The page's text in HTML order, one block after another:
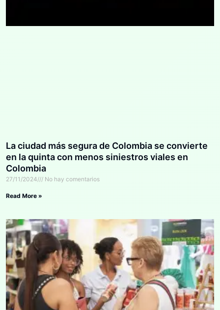
La ciudad más segura de Colombia se convierte
en la quinta con menos siniestros viales en
Colombia
27/11/2024 No hay comentarios
Read More »